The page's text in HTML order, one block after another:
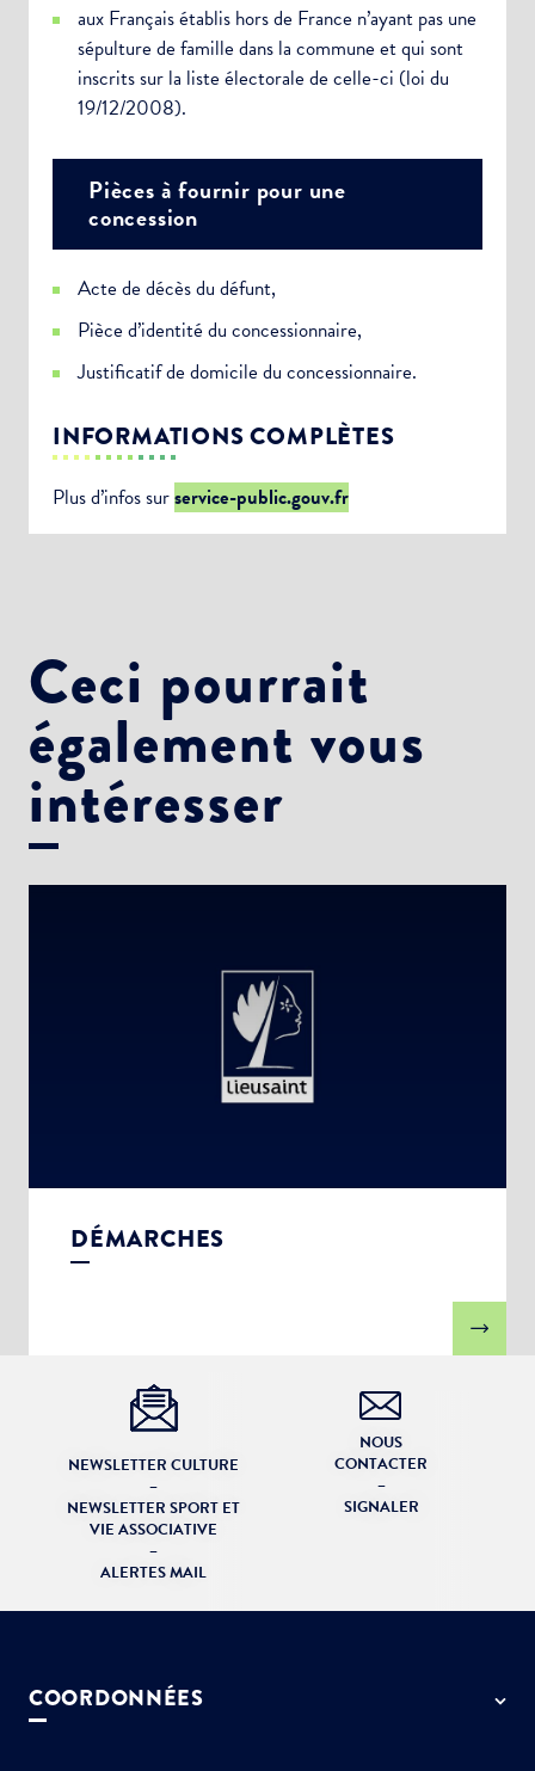
aux Français établis hors de France n’ayant pas une
sépulture de famille dans la commune et qui sont
inscrits sur la liste électorale de celle-ci (loi du
19/12/2008).
Pièces à fournir pour une
concession
Acte de décès du défunt,
Pièce d’identité du concessionnaire,
Justificatif de domicile du concessionnaire.
INFORMATIONS COMPLÈTES
Plus d’infos surservice-public.gouv.fr
Ceci pourrait
également vous
intéresser
DÉMARCHES
NEWSLETTER CULTURE
–
NEWSLETTER SPORT ET
VIE ASSOCIATIVE
–
ALERTES MAIL
NOUS
CONTACTER
–
SIGNALER
COORDONNÉES